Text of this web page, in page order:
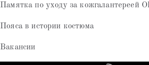
Памятка по уходу за кожгалантереей
Пояса в истории костюма
Вакансии